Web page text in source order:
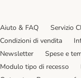
Aiuto & FAQ Servizio
Condizioni di vendita
Newsletter
Spese e
Modulo tipo di recesso